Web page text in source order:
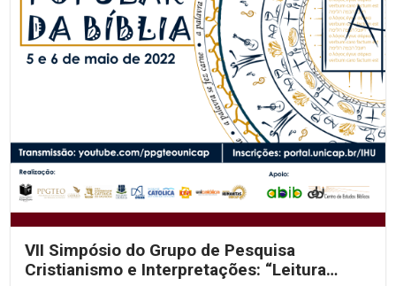
VII Simpósio do Grupo de Pesquisa
Cristianismo e Interpretações: “Leitura